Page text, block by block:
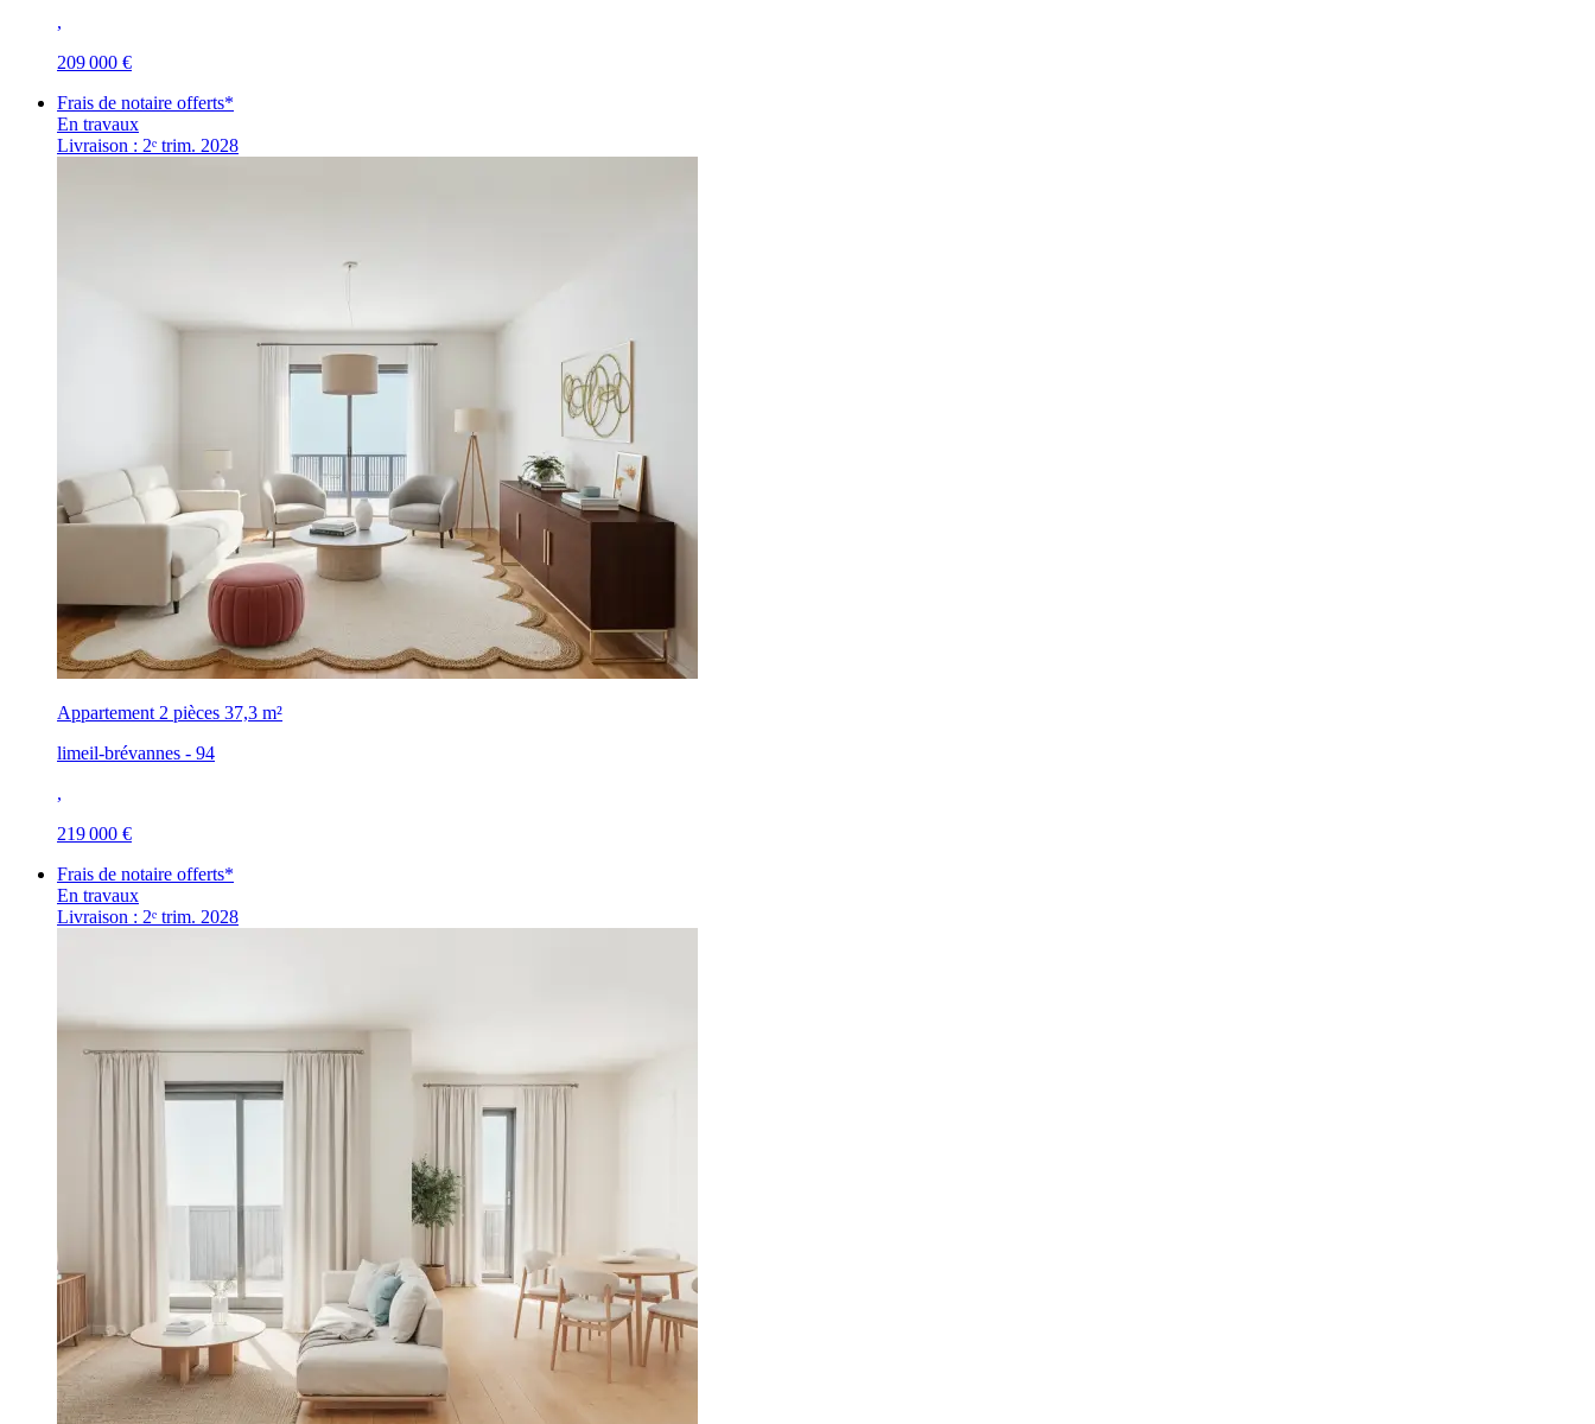
,
209 000 €
Frais de notaire offerts*
En travaux
Livraison : 2ᵉ trim. 2028
Appartement 2 pièces 37,3 m²
limeil-brévannes - 94
,
219 000 €
Frais de notaire offerts*
En travaux
Livraison : 2ᵉ trim. 2028